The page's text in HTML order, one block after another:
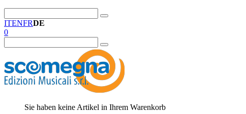
ITENFRDE
0
Sie haben keine Artikel in Ihrem Warenkorb